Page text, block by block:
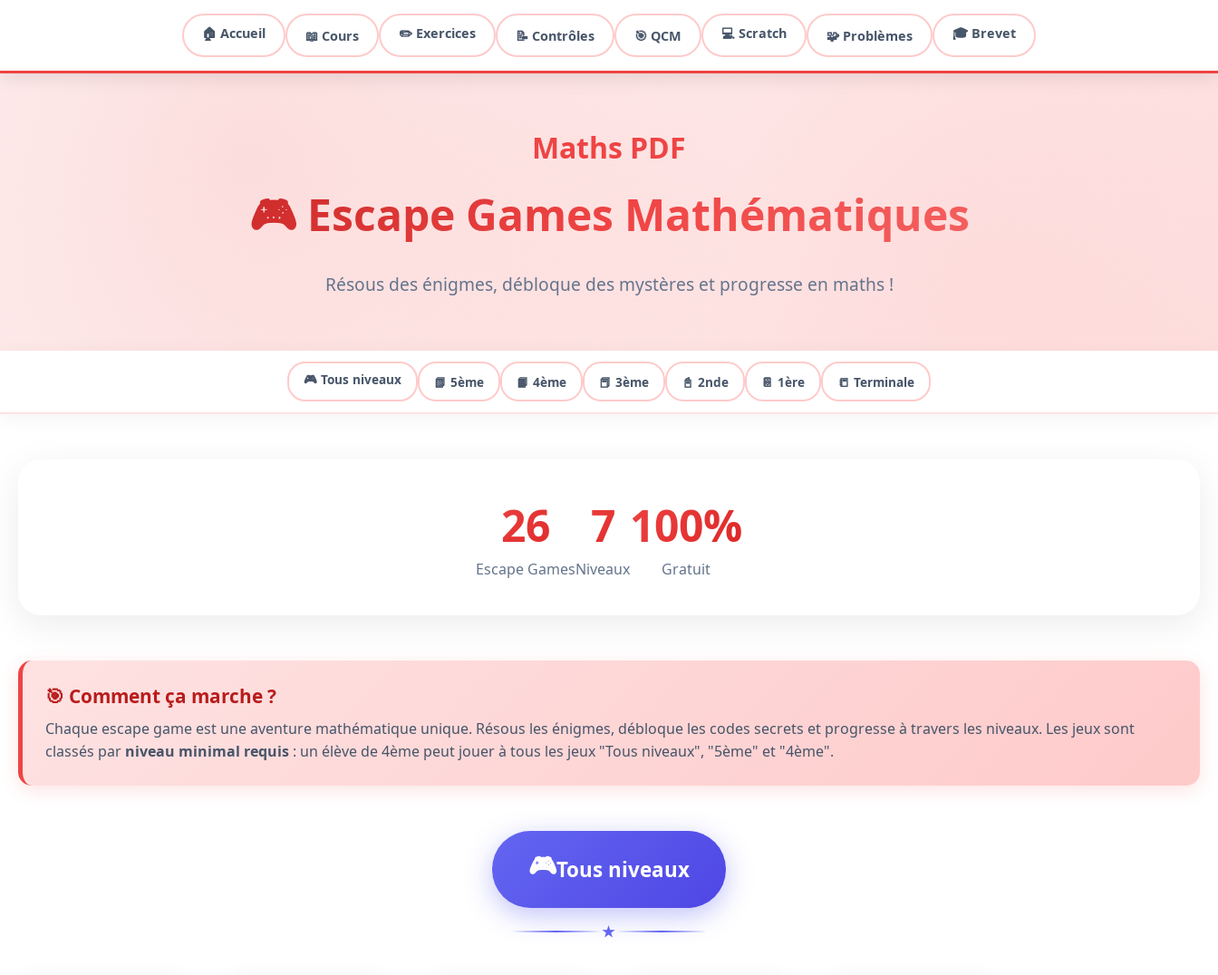
🏠 Accueil 📖 Cours ✏️ Exercices 📝 Contrôles 🎯 QCM 💻 Scratch 🧩 Problèmes 🎓 Brevet
Maths PDF
🎮 Escape Games Mathématiques
Résous des énigmes, débloque des mystères et progresse en maths !
🎮 Tous niveaux 📗 5ème 📙 4ème 📕 3ème 📓 2nde 📔 1ère 📒 Terminale
26
Escape Games
7
Niveaux
100%
Gratuit
🎯 Comment ça marche ?
Chaque escape game est une aventure mathématique unique. Résous les énigmes, débloque les codes secrets et progresse à travers les niveaux. Les jeux sont
classés par niveau minimal requis : un élève de 4ème peut jouer à tous les jeux "Tous niveaux", "5ème" et "4ème".
🎮Tous niveaux
★